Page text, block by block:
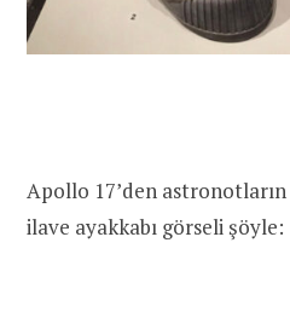
Apollo 17’den astronotların
ilave ayakkabı görseli şöyle: